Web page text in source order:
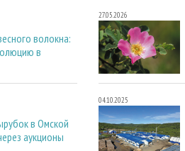
волокна:
в
в Омской
аукционы
27.05.2026
04.10.2025